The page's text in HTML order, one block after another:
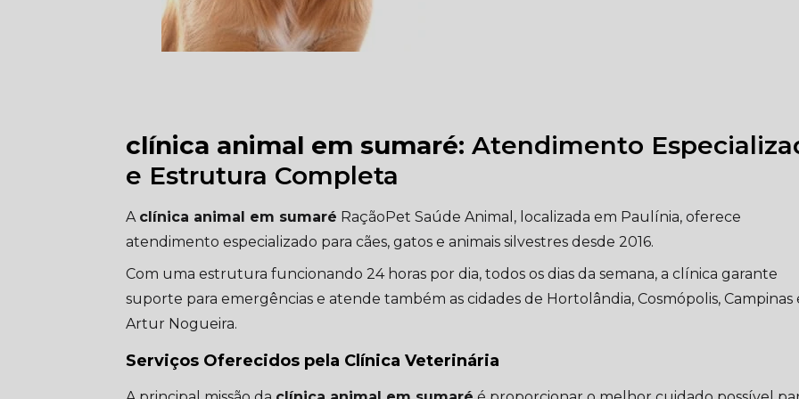
clínica animal em sumaré: Atendimento
e Estrutura Completa
A clínica animal em sumaré RaçãoPet Saúde Animal, localizada em Paulínia, oferece
atendimento especializado para cães, gatos e animais silvestres desde 2016.
Com uma estrutura funcionando 24 horas por dia, todos os dias da semana, a clínica garante
suporte para emergências e atende também as cidades de Hortolândia, Cosmópolis, Campinas
Artur Nogueira.
Serviços Oferecidos pela Clínica Veterinária